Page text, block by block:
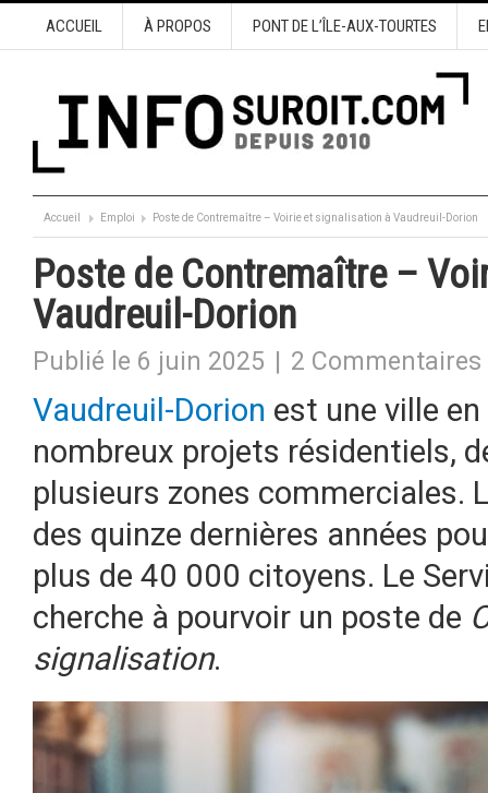
ACCUEIL À PROPOS PONT DE L’ÎLE-AUX-TOURTES
Accueil Emploi Poste de Contremaître – Voirie et signalisation à Vaudreuil-Dorion
Poste de Contremaître –
Vaudreuil-Dorion
Publié le 6 juin 2025 2 Commentaires
Vaudreuil-Dorion est une ville
nombreux projets résidentiels,
plusieurs zones commerciales.
des quinze dernières années
plus de 40 000 citoyens. Le
cherche à pourvoir un poste de
signalisation.